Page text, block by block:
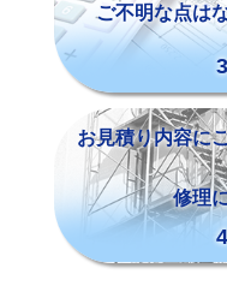
ご不明な点は
お見積り内容に
修理